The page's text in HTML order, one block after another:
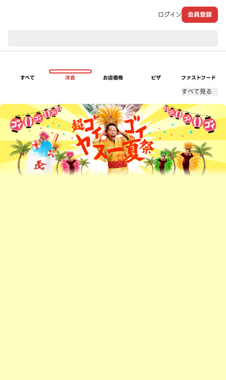
ログイン 会員登録
すべて 洋食 お店価格 ピザ ファストフード
すべて見る
超ゴイゴイヤスー夏祭